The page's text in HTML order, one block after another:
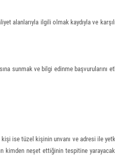
alanlarıyla ilgili olmak kaydıyla ve
sunmak ve bilgi edinme başvurularını
ise tüzel kişinin unvanı ve adresi ile
kimden neşet ettiğinin tespitine